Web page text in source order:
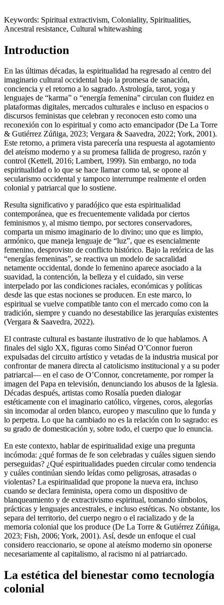
Keywords: Spiritual extractivism, Coloniality, Spiritualities,
Ancestral resistance, Cultural whitewashing
Introduction
En las últimas décadas, la espiritualidad ha regresado al centro del
imaginario cultural occidental bajo la promesa de sanación,
conciencia y el retorno a lo sagrado. Astrología, tarot, yoga y
lenguajes de “karma” o “energía femenina” circulan con fluidez en
plataformas digitales, mercados culturales e incluso en espacios o
discursos feministas que celebran y reconocen esto como una
reconexión con lo espiritual y como acto emancipador (De La Torre
& Gutiérrez Zúñiga, 2023; Vergara & Saavedra, 2022; York, 2001).
Este retorno, a primera vista parecería una respuesta al agotamiento
del ateísmo moderno y a su promesa fallida de progreso, razón y
control (Kettell, 2016; Lambert, 1999). Sin embargo, no toda
espiritualidad o lo que se hace llamar como tal, se opone al
secularismo occidental y tampoco interrumpe realmente el orden
colonial y patriarcal que lo sostiene.
Resulta significativo y paradójico que esta espiritualidad
contemporánea, que es frecuentemente validada por ciertos
feminismos y, al mismo tiempo, por sectores conservadores,
comparta un mismo imaginario de lo divino; uno que es limpio,
armónico, que maneja lenguaje de “luz”, que es esencialmente
femenino, desprovisto de conflicto histórico. Bajo la retórica de las
“energías femeninas”, se reactiva un modelo de sacralidad
netamente occidental, donde lo femenino aparece asociado a la
suavidad, la contención, la belleza y el cuidado, sin verse
interpelado por las condiciones raciales, económicas y políticas
desde las que estas nociones se producen. En este marco, lo
espiritual se vuelve compatible tanto con el mercado como con la
tradición, siempre y cuando no desestabilice las jerarquías existentes
(Vergara & Saavedra, 2022).
El contraste cultural es bastante ilustrativo de lo que hablamos. A
finales del siglo XX, figuras como Sinéad O’Connor fueron
expulsadas del circuito artístico y vetadas de la industria musical por
confrontar de manera directa al catolicismo institucional y a su poder
patriarcal— en el caso de O’Connor, concretamente, por romper la
imagen del Papa en televisión, denunciando los abusos de la Iglesia.
Décadas después, artistas como Rosalía pueden dialogar
estéticamente con el imaginario católico, vírgenes, coros, alegorías
sin incomodar al orden blanco, europeo y masculino que lo funda y
lo perpetra. Lo que ha cambiado no es la relación con lo sagrado: es
su grado de domesticación y, sobre todo, el cuerpo que lo enuncia.
En este contexto, hablar de espiritualidad exige una pregunta
incómoda: ¿qué formas de fe son celebradas y cuáles siguen siendo
perseguidas? ¿Qué espiritualidades pueden circular como tendencia
y cuáles continúan siendo leídas como peligrosas, atrasadas o
violentas? La espiritualidad que propone la nueva era, incluso
cuando se declara feminista, opera como un dispositivo de
blanqueamiento y de extractivismo espiritual, tomando símbolos,
prácticas y lenguajes ancestrales, e incluso estéticas. No obstante, los
separa del territorio, del cuerpo negro o el racializado y de la
memoria colonial que los produce (De La Torre & Gutiérrez Zúñiga,
2023; Fish, 2006; York, 2001). Así, desde un enfoque el cual
considero reaccionario, se opone al ateísmo moderno sin oponerse
necesariamente al capitalismo, al racismo ni al patriarcado.
La estética del bienestar como tecnología
colonial